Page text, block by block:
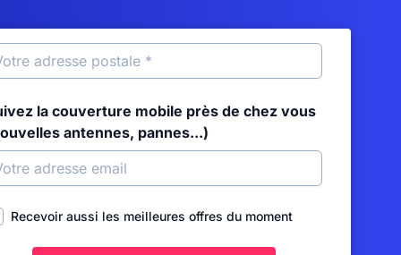
la couverture mobile près de chez vous
antennes, pannes...)
Recevoir aussi les meilleures offres du moment